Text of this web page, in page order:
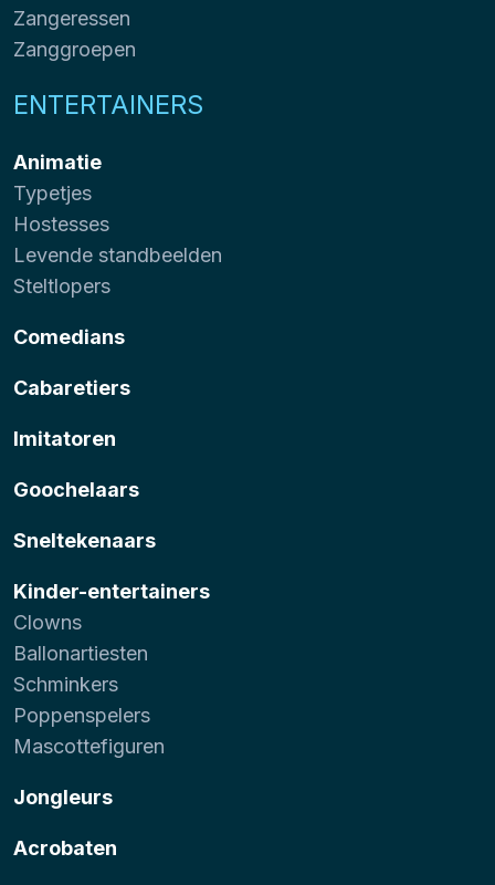
Zangeressen
Zanggroepen
ENTERTAINERS
Animatie
Typetjes
Hostesses
Levende standbeelden
Steltlopers
Comedians
Cabaretiers
Imitatoren
Goochelaars
Sneltekenaars
Kinder-entertainers
Clowns
Ballonartiesten
Schminkers
Poppenspelers
Mascottefiguren
Jongleurs
Acrobaten